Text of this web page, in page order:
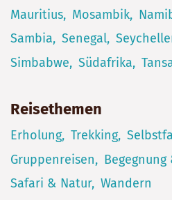
Mauritius
Mosambik
Sambia
Senegal
Simbabwe
Südafrika
Reisethemen
Erholung Trekking
Gruppenreisen
Safari & Natur Wandern